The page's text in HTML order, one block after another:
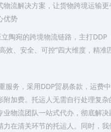
流解决方案，让货物跨境运输更
优势
陶宛的跨境物流链路，主打
、安全、可控”四大维度，精准
服务，采用DDP贸易条款，运费
加费。托运人无需自行处理复
物流团队一站式代办，彻底解
在清关环节的托运人。同时，